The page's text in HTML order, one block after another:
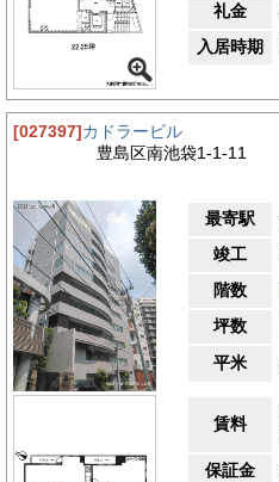
礼金
入居時期
[027397]カドラービル
豊島区南池袋1-1-11
最寄駅
竣工
階数
坪数
平米
賃料
保証金